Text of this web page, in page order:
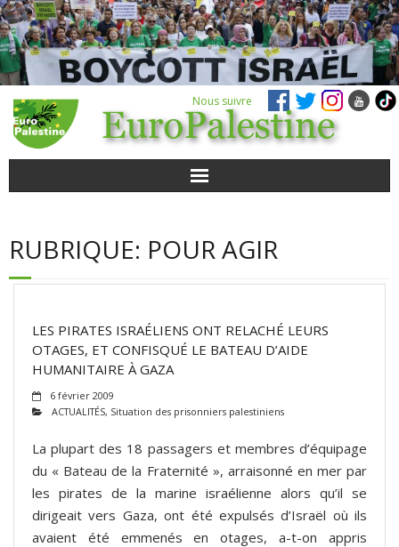
Nous suivre
POUR AGIR
VIDÉOS
QUI SOMMES-NOUS ?
RUBRIQUE: POUR AGIR
LES PIRATES ISRAÉLIENS ONT RELACHÉ LEURS
OTAGES, ET CONFISQUÉ LE BATEAU D’AIDE
HUMANITAIRE À GAZA
6 février 2009
ACTUALITÉS, Situation des prisonniers palestiniens
La plupart des 18 passagers et membres d’équipage
du « Bateau de la Fraternité », arraisonné en mer par
les pirates de la marine israélienne alors qu’il se
dirigeait vers Gaza, ont été expulsés d’Israël où ils
avaient été emmenés en otages, a-t-on appris